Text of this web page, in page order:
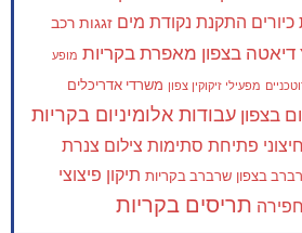
התקנת נקודת מים זגגות רכב
דיאטה בצפון מאפרת בקריות מופע
מפעילי זיקוקין צפון משרדי אדריכלים
בצפון עבודות אלומיניום בקריות
פתיחת סתימות צילום צנרת
בצפון שרברב בקריות תיקון פיצוצי
תריסים בקריות